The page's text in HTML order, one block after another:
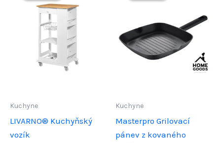
Kuchyne
LIVARNO® Kuchyňský
vozík
Kuchyne
Masterpro Grilovací
pánev z kovaného